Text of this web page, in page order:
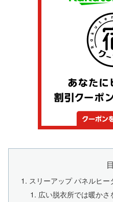
スリーアップ パネルヒ
広い脱衣所では暖かさ